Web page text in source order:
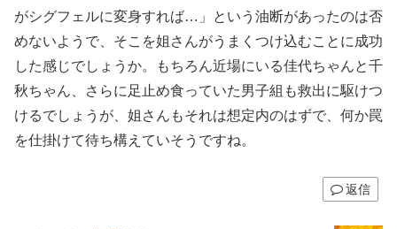
がシグフェルに変身すれば…」という油断があったのは否
めないようで、そこを姐さんがうまくつけ込むことに成功
した感じでしょうか。もちろん近場にいる佳代ちゃんと千
秋ちゃん、さらに足止め食っていた男子組も救出に駆けつ
けるでしょうが、姐さんもそれは想定内のはずで、何か罠
を仕掛けて待ち構えていそうですね。
返信